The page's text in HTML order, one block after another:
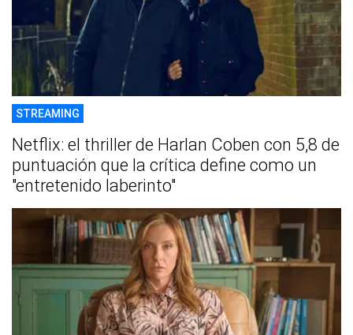
STREAMING
Netflix: el thriller de Harlan Coben con 5,8 de
puntuación que la crítica define como un
"entretenido laberinto"